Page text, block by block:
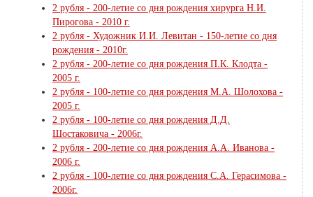
2 рубля - 200-летие со дня рождения хирурга Н.И.
Пирогова - 2010 г.
2 рубля - Художник И.И. Левитан - 150-летие со дня
рождения - 2010г.
2 рубля - 200-летие со дня рождения П.К. Клодта -
2005 г.
2 рубля - 100-летие со дня рождения М.А. Шолохова -
2005 г.
2 рубля - 100-летие со дня рождения Д.Д.
Шостаковича - 2006г.
2 рубля - 200-летие со дня рождения А.А. Иванова -
2006 г.
2 рубля - 100-летие со дня рождения С.А. Герасимова -
2006г.